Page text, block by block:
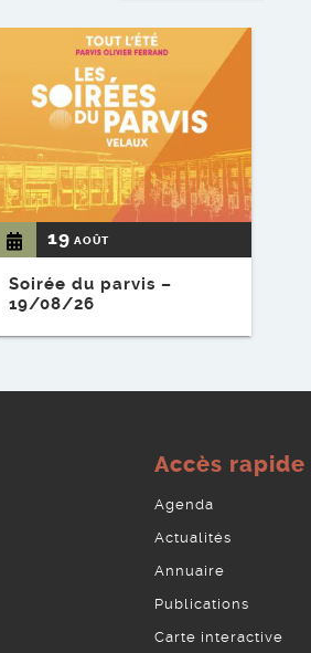
19 AOÛT
Soirée du parvis –
19/08/26
Voir l'événement
Accès rapide
Agenda
Actualités
Annuaire
Publications
Carte interactive